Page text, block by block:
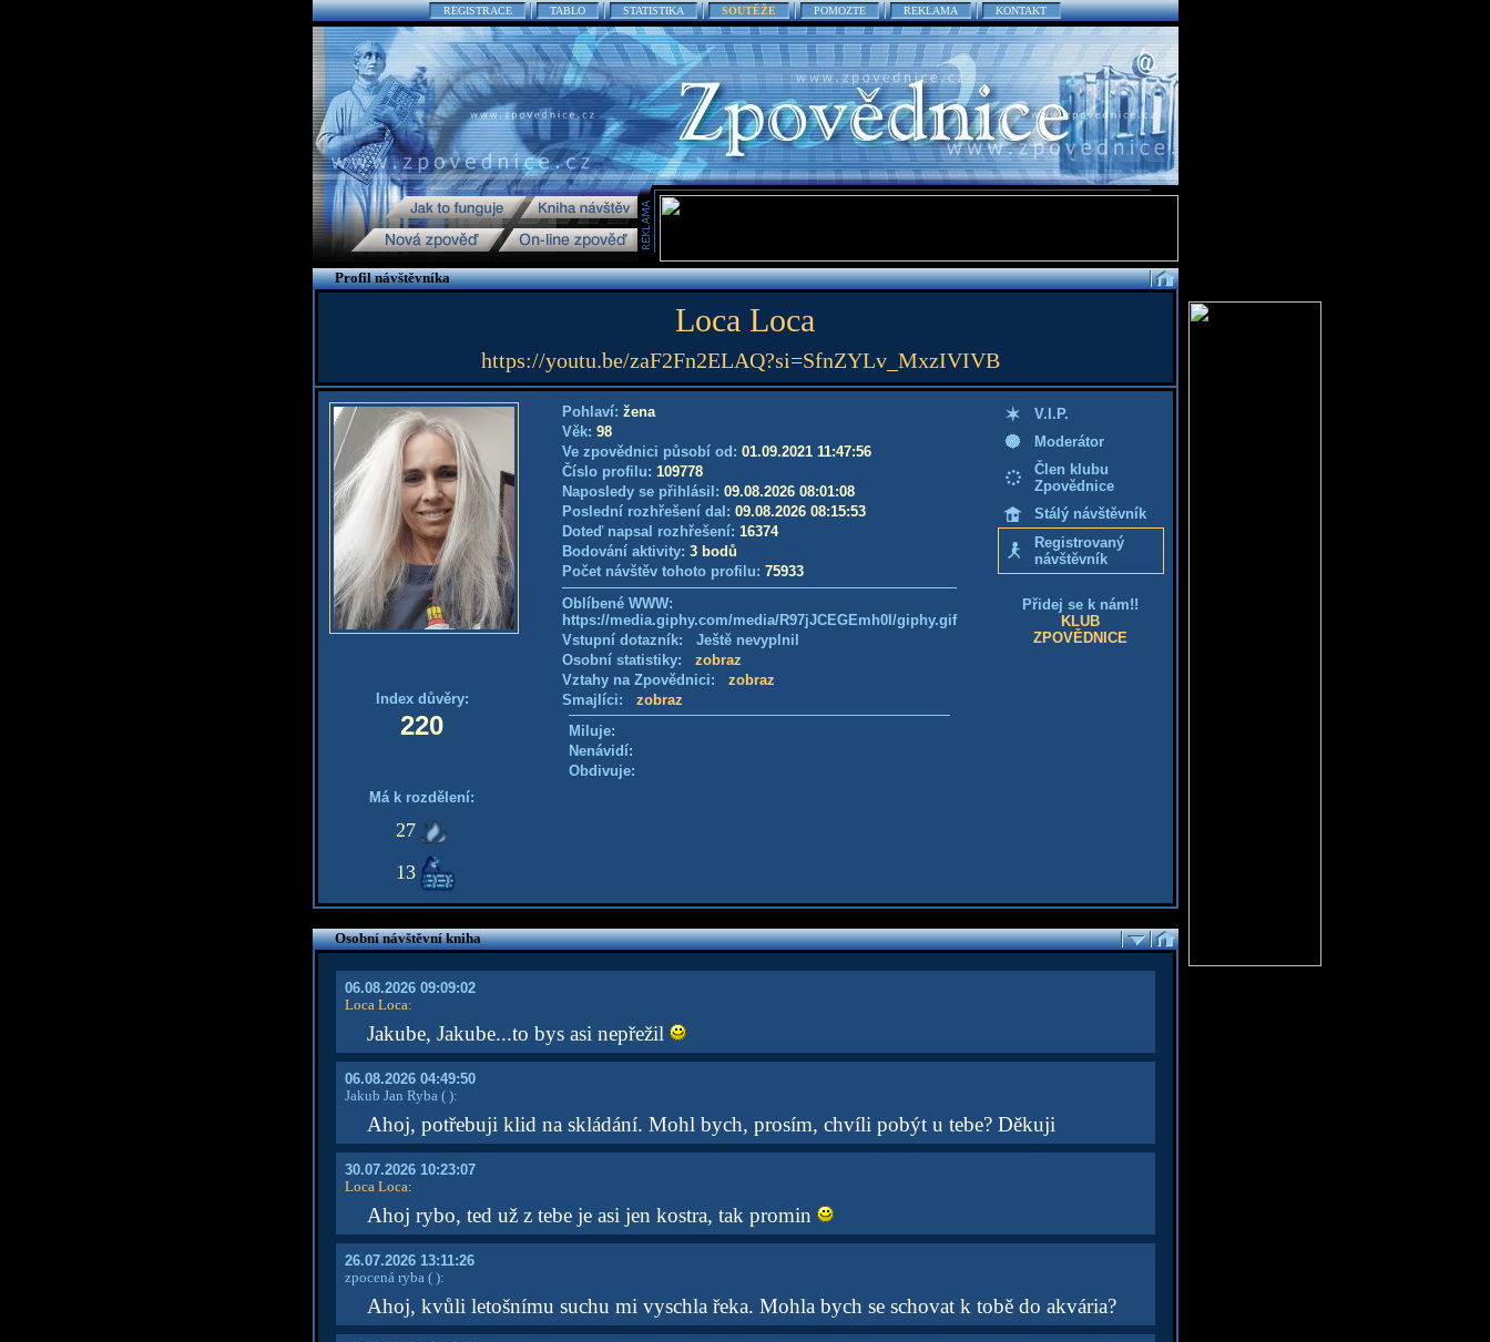
REGISTRACE TABLO STATISTIKA SOUTĚŽE POMOZTE REKLAMA KONTAKT
Profil návštěvníka
Loca Loca
https://youtu.be/zaF2Fn2ELAQ?si=SfnZYLv_MxzIVIVB
Index důvěry:
220
Má k rozdělení:
27
13
Pohlaví: žena
Věk: 98
Ve zpovědnici působí od: 01.09.2021 11:47:56
Číslo profilu: 109778
Naposledy se přihlásil: 09.08.2026 08:01:08
Poslední rozhřešení dal: 09.08.2026 08:15:53
Doteď napsal rozhřešení: 16374
Bodování aktivity: 3 bodů
Počet návštěv tohoto profilu: 75933
Oblíbené WWW:
https://media.giphy.com/media/R97jJCEGEmh0I/giphy.gif
Vstupní dotazník: Ještě nevyplnil
Osobní statistiky: zobraz
Vztahy na Zpovědnici: zobraz
Smajlíci: zobraz
Miluje:
Nenávidí:
Obdivuje:
V.I.P.
Moderátor
Člen klubu
Zpovědnice
Stálý návštěvník
Registrovaný
návštěvník
Přidej se k nám!!
KLUB
ZPOVĚDNICE
Osobní návštěvní kniha
06.08.2026 09:09:02
Loca Loca:
Jakube, Jakube...to bys asi nepřežil
06.08.2026 04:49:50
Jakub Jan Ryba( ):
Ahoj, potřebuji klid na skládání. Mohl bych, prosím, chvíli pobýt u tebe? Děkuji
30.07.2026 10:23:07
Loca Loca:
Ahoj rybo, ted už z tebe je asi jen kostra, tak promin
26.07.2026 13:11:26
zpocená ryba( ):
Ahoj, kvůli letošnímu suchu mi vyschla řeka. Mohla bych se schovat k tobě do akvária?